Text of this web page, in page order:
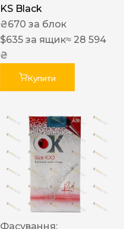
KS Black
₴670 за блок
$635 за ящик≈ 28 594
₴
Купити
Фасування: